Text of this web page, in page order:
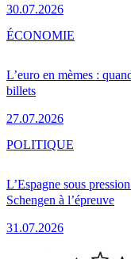
30.07.2026
L’euro en mèmes :
billets
27.07.2026
ÉCONOMIE
L’Espagne sous
Schengen à l’épreuve
31.07.2026
POLITIQUE